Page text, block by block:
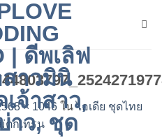
× 1046 ในไอเดีย ชุดไทย
ตกเทรน